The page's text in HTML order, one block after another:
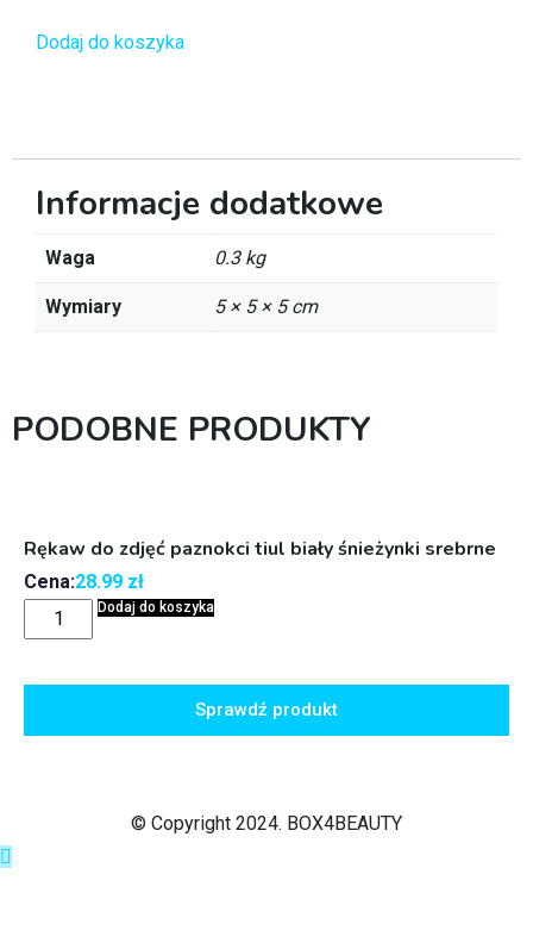
Dodaj do koszyka
Informacje dodatkowe
Waga 0.3 kg
Wymiary 5 × 5 × 5 cm
PODOBNE PRODUKTY
Rękaw do zdjęć paznokci tiul biały śnieżynki srebrne
Cena:28.99 zł
Dodaj do koszyka
Sprawdź produkt
© Copyright 2024. BOX4BEAUTY